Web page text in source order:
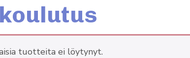
tuot­teita ei löytynyt.